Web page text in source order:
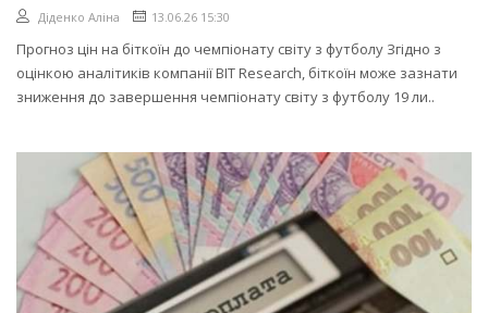
Діденко Аліна 13.06.26 15:30
Прогноз цін на біткоїн до чемпіонату світу з футболу Згідно з
оцінкою аналітиків компанії BIT Research, біткоїн може зазнати
зниження до завершення чемпіонату світу з футболу 19 ли..